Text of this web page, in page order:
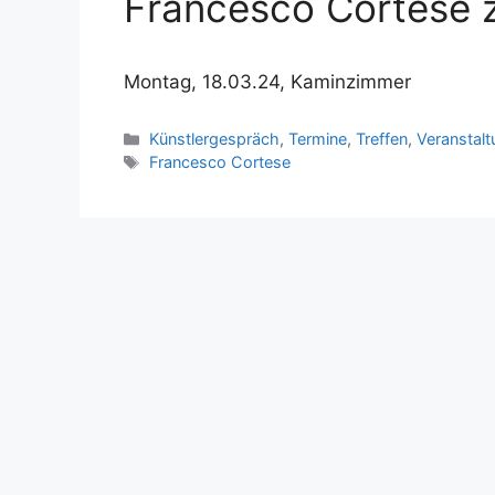
Montag, 18.03.24, Kaminzimmer
Kategorien
Künstlergespräch,Termine,Treffen,
Schlagwörter
Francesco Cortese